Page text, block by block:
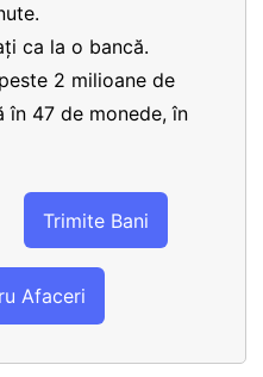
ca la o bancă.
2 milioane de
în 47 de monede, în
Trimite Bani
Afaceri